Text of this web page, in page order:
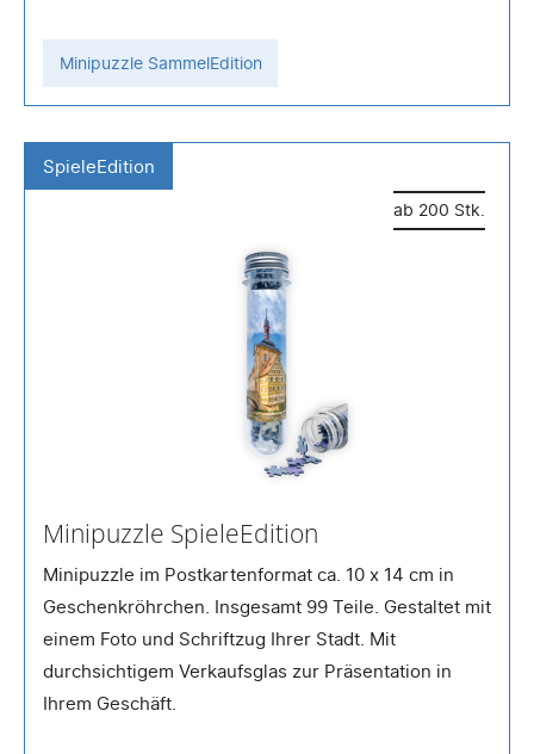
Minipuzzle SammelEdition
SpieleEdition
ab 200 Stk.
Minipuzzle SpieleEdition
Minipuzzle im Postkartenformat ca. 10 x 14 cm in
Geschenkröhrchen. Insgesamt 99 Teile. Gestaltet mit
einem Foto und Schriftzug Ihrer Stadt. Mit
durchsichtigem Verkaufsglas zur Präsentation in
Ihrem Geschäft.